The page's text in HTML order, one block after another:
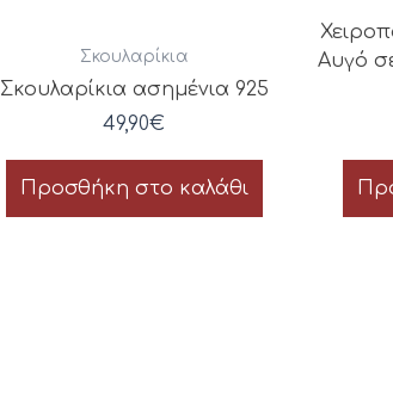
Σκουλαρίκια
Σκουλαρίκια ασημένια 925
49,90€
Προσθήκη στο καλάθι
Αυγό